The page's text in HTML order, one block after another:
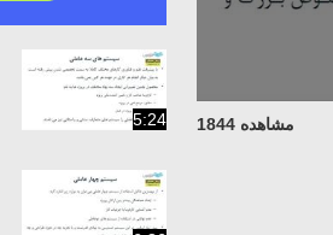
مشاهده 1844 5:24